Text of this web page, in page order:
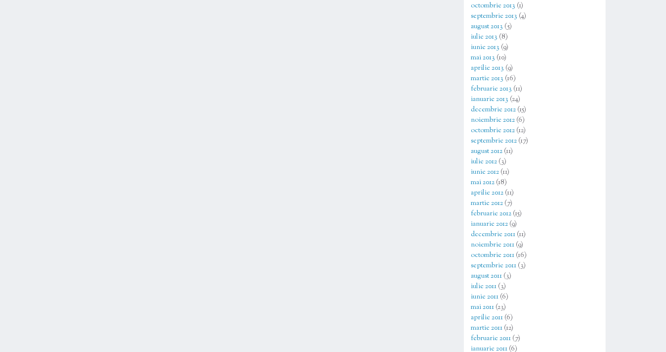
octombrie 2013 (1)
septembrie 2013 (4)
august 2013 (5)
iulie 2013 (8)
iunie 2013 (9)
mai 2013 (10)
aprilie 2013 (9)
martie 2013 (16)
februarie 2013 (11)
ianuarie 2013 (24)
decembrie 2012 (15)
noiembrie 2012 (6)
octombrie 2012 (12)
septembrie 2012 (17)
august 2012 (11)
iulie 2012 (3)
iunie 2012 (11)
mai 2012 (18)
aprilie 2012 (11)
martie 2012 (7)
februarie 2012 (15)
ianuarie 2012 (9)
decembrie 2011 (11)
noiembrie 2011 (9)
octombrie 2011 (16)
septembrie 2011 (3)
august 2011 (3)
iulie 2011 (3)
iunie 2011 (6)
mai 2011 (23)
aprilie 2011 (6)
martie 2011 (12)
februarie 2011 (7)
ianuarie 2011 (6)